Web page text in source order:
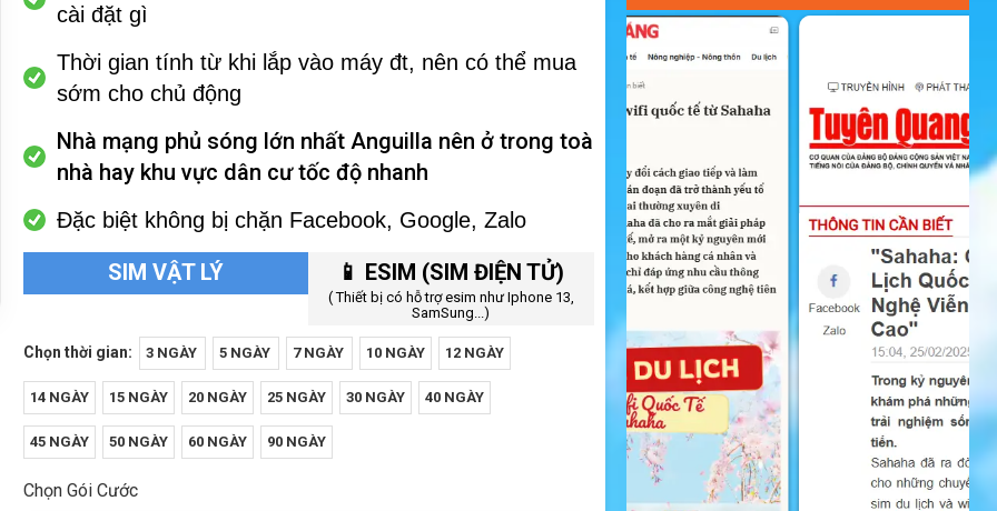
cài đặt gì
Thời gian tính từ khi lắp vào máy đt, nên có thể mua
sớm cho chủ động
Nhà mạng phủ sóng lớn nhất Anguilla nên ở trong toà
nhà hay khu vực dân cư tốc độ nhanh
Đặc biệt không bị chặn Facebook, Google, Zalo
SIM VẬT LÝ 📱 ESIM (SIM ĐIỆN TỬ)
( Thiết bị có hỗ trợ esim như Iphone 13,
SamSung...)
Chọn thời gian: 3 NGÀY 5 NGÀY 7 NGÀY 10 NGÀY 12 NGÀY
14 NGÀY 15 NGÀY 20 NGÀY 25 NGÀY 30 NGÀY 40 NGÀY
45 NGÀY 50 NGÀY 60 NGÀY 90 NGÀY
Chọn Gói Cước